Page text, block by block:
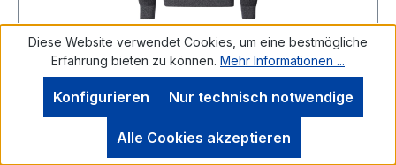
Pullover mit Rundhals in Anthrazit meliert
CASA MODA Pullover Der Pullover aus PIMA
Diese Website verwendet Cookies, um eine bestmögliche
Erfahrung bieten zu können. Mehr Informationen ...
Nur technisch notwendige
Konfigurieren
Alle Cookies akzeptieren